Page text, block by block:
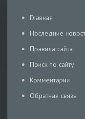
Главная
Последние
Правила сайта
Поиск по сайту
Комментарии
Обратная связь